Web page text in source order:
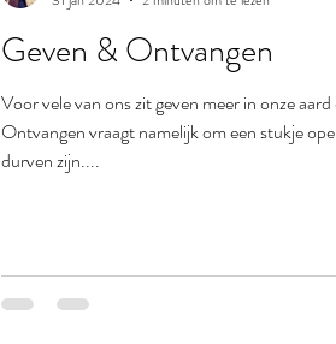
Geven & Ontvangen
Voor vele van ons zit geven meer in onze
Ontvangen vraagt namelijk om een stukje
durven zijn....